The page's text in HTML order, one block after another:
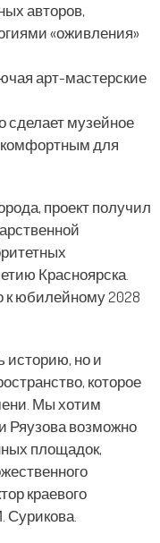
авторов,
«оживления»
арт-мастерские
сделает музейное
комфортным для
проект получил
Красноярска.
к юбилейному 2028
историю, но и
которое
Мы хотим
Ряузова возможно
площадок,
краевого
Сурикова.